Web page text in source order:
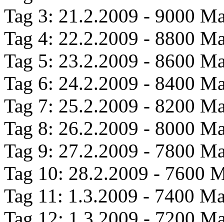
Tag 3: 21.2.2009 - 9000
Tag 4: 22.2.2009 - 8800
Tag 5: 23.2.2009 - 8600
Tag 6: 24.2.2009 - 8400
Tag 7: 25.2.2009 - 8200
Tag 8: 26.2.2009 - 8000
Tag 9: 27.2.2009 - 7800
Tag 10: 28.2.2009 - 7600
Tag 11: 1.3.2009 - 7400